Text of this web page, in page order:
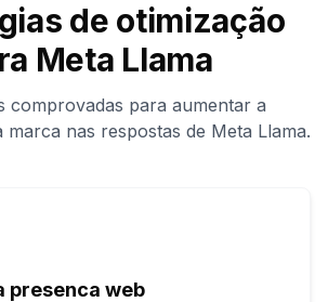
de otimização
Meta Llama
comprovadas para aumentar a
marca nas respostas de Meta Llama.
presenca web